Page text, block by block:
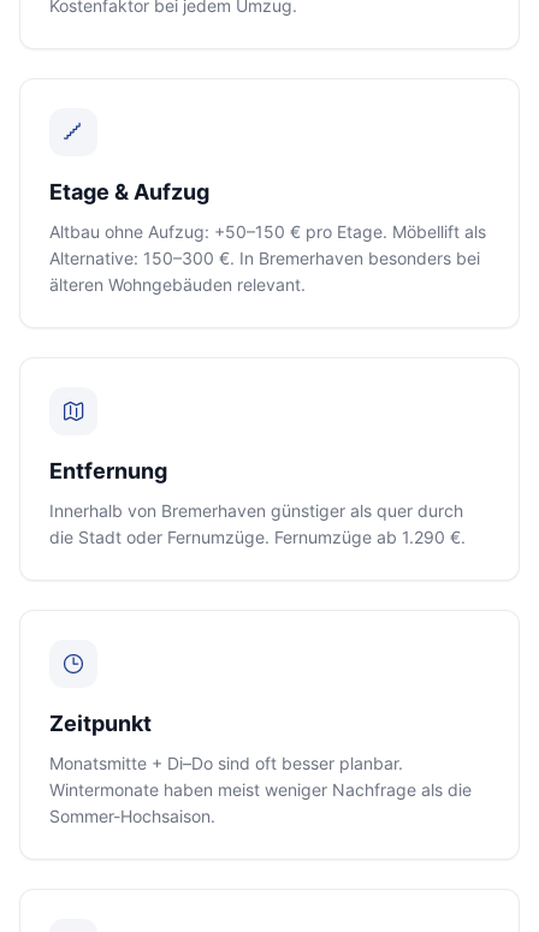
Kostenfaktor bei jedem Umzug.
Etage & Aufzug
Altbau ohne Aufzug: +50–150 € pro Etage. Möbellift als
Alternative: 150–300 €. In Bremerhaven besonders bei
älteren Wohngebäuden relevant.
Entfernung
Innerhalb von Bremerhaven günstiger als quer durch
die Stadt oder Fernumzüge. Fernumzüge ab 1.290 €.
Zeitpunkt
Monatsmitte + Di–Do sind oft besser planbar.
Wintermonate haben meist weniger Nachfrage als die
Sommer-Hochsaison.